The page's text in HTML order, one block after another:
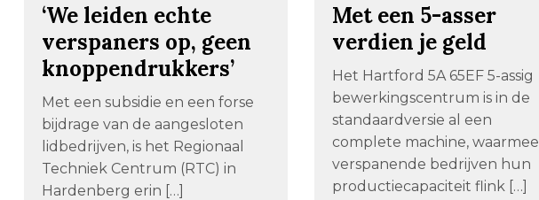
‘We leiden echte
verspaners op, geen
knoppendrukkers’
Met een subsidie en een forse
bijdrage van de aangesloten
lidbedrijven, is het Regionaal
Techniek Centrum (RTC) in
Hardenberg erin […]
Met een 5-asser
verdien je geld
Het Hartford 5A 65EF 5-assig
bewerkingscentrum is in de
standaardversie al een
complete machine, waarmee
verspanende bedrijven hun
productiecapaciteit flink […]